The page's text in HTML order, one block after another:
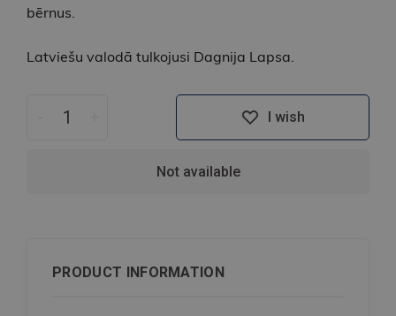
bērnus.
Latviešu valodā tulkojusi Dagnija Lapsa.
I wish
Not available
PRODUCT INFORMATION